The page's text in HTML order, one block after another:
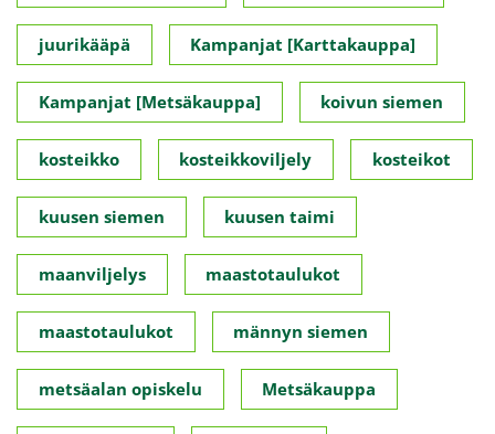
juurikääpä Kampanjat [Karttakauppa]
Kampanjat [Metsäkauppa] koivun siemen
kosteikko kosteikkoviljely kosteikot
kuusen siemen kuusen taimi
maanviljelys maastotaulukot
maastotaulukot männyn siemen
metsäalan opiskelu Metsäkauppa